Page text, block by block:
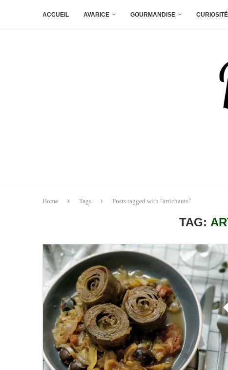
ACCUEIL AVARICE GOURMANDISE CURIOSITÉ
Home Tags Posts tagged with "artichauts"
TAG: